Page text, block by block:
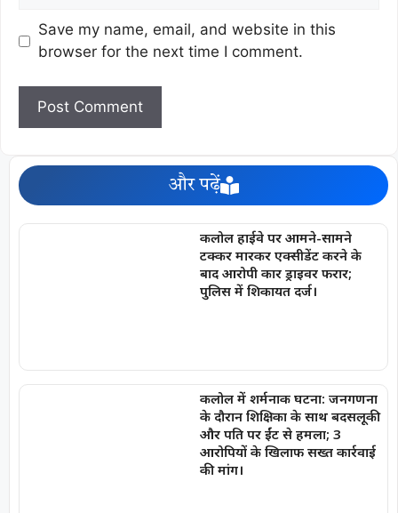
Save my name, email, and website in this
browser for the next time I comment.
और पढ़ें
कलोल हाईवे पर आमने-सामने
टक्कर मारकर एक्सीडेंट करने के
बाद आरोपी कार ड्राइवर फरार;
पुलिस में शिकायत दर्ज।
कलोल में शर्मनाक घटना: जनगणना
के दौरान शिक्षिका के साथ बदसलूकी
और पति पर ईंट से हमला; 3
आरोपियों के खिलाफ सख्त कार्रवाई
की मांग।